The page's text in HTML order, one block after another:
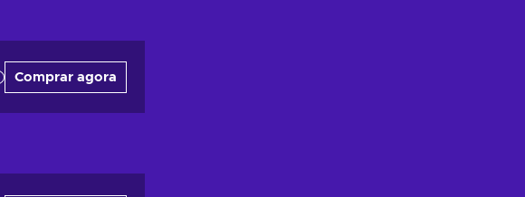
Comprar agora